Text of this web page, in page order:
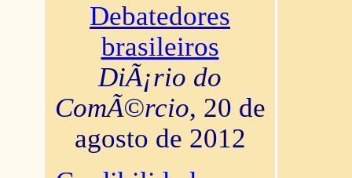
Debatedores
brasileiros
DiÃ¡rio do
ComÃ©rcio, 20 de
agosto de 2012